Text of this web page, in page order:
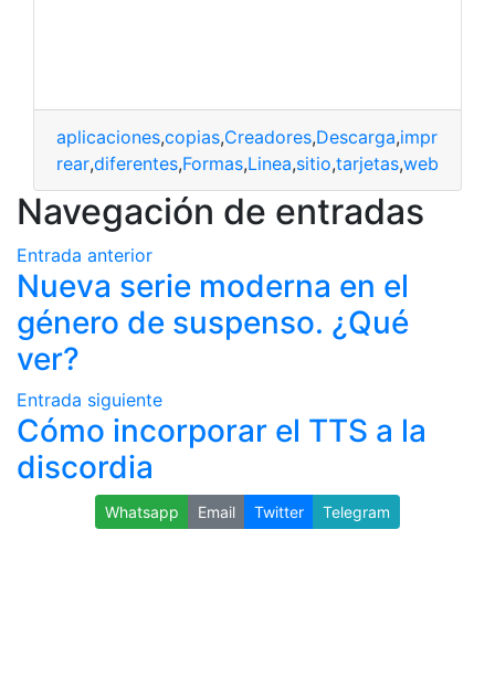
aplicaciones,copias,Creadores,Descarga,imprimirlas
crear,diferentes,Formas,Linea,sitio,tarjetas,web
Navegación de entradas
Entrada anterior
Nueva serie moderna en el
género de suspenso. ¿Qué
ver?
Entrada siguiente
Cómo incorporar el TTS a la
discordia
Whatsapp Email Twitter Telegram